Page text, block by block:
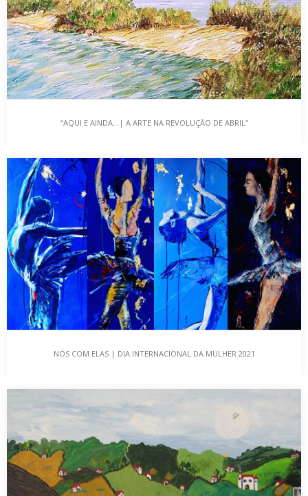
“AQUI E AINDA…| A ARTE NA REVOLUÇÃO DE ABRIL”
A ARTE PRECISA DE LIBERDADE …
“AQUI E AINDA…| A ARTE NA REVOLUÇÃO DE ABRIL”
NÓS COM ELAS | DIA INTERNACIONAL DA MULHER
2021
DIA INTERNACIONAL DA MULHER – LUTA E ARTE No dia 8 de Março
comemorou-se o Dia…
NÓS COM ELAS | DIA INTERNACIONAL DA MULHER 2021